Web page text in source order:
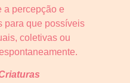
a percepção e
para que possíveis
coletivas ou